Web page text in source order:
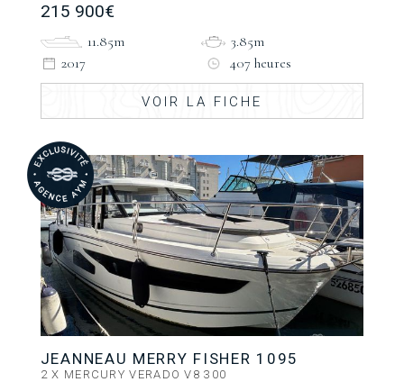
215 900€
11.85m
3.85m
2017
407 heures
VOIR LA FICHE
JEANNEAU MERRY FISHER 1095
2 X MERCURY VERADO V8 300